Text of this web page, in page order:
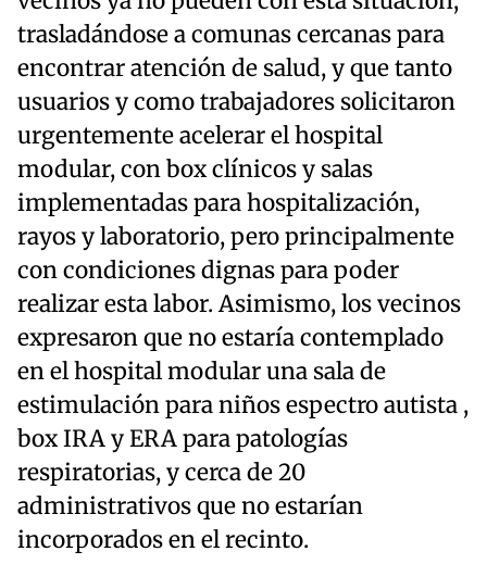
trasladándose a comunas cercanas para
encontrar atención de salud, y que tanto
usuarios y como trabajadores solicitaron
urgentemente acelerar el hospital
modular, con box clínicos y salas
implementadas para hospitalización,
rayos y laboratorio, pero principalmente
con condiciones dignas para poder
realizar esta labor. Asimismo, los vecinos
expresaron que no estaría contemplado
en el hospital modular una sala de
estimulación para niños espectro autista ,
box IRA y ERA para patologías
respiratorias, y cerca de 20
administrativos que no estarían
incorporados en el recinto.